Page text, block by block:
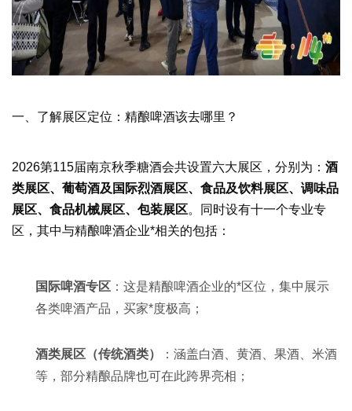
一、了解展区定位：精酿啤酒该去哪里？
2026第115届南京秋季糖酒会共设置六大展区，分别为： 酒
类展区、葡萄酒及国际烈酒展区、食品及饮料展区、调味品
展区、食品机械展区、包装展区。同时设有十一个专业专
区，其中与精酿啤酒企业*相关的包括：
国际啤酒专区 ：这是精酿啤酒企业的*区位，集中展示
各类啤酒产品，买家*度极高；
酒类展区（传统酒类）
：涵盖白酒、黄酒、果酒、米酒
等，部分精酿品牌也可在此跨界亮相；